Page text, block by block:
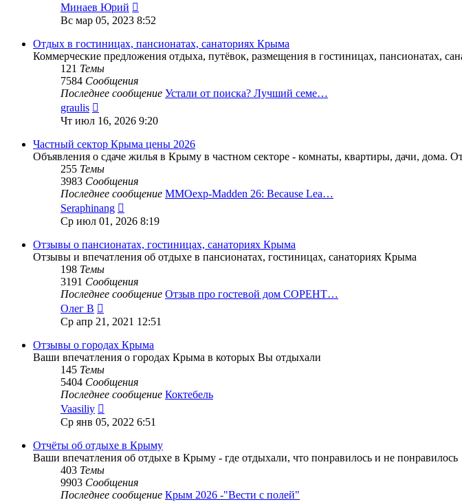
Минаев Юрий
к
сообщению
Вс мар 05, 2023 8:52
Отдых в гостиницах, пансионатах, санаториях Крыма
Коммерческие предложения отдыха, путёвок, размещения в гостиницах, пансионатах,
121 Темы
7584 Сообщения
Последнее сообщение Устали от поиска? Лучший семе…
graulis
к
последнему
сообщению
Чт июл 16, 2026 9:20
Частный сектор Крыма цены 2026
Объявления о сдаче жилья в Крыму в частном секторе - комнаты, квартиры, дачи, дома.
255 Темы
3983 Сообщения
Последнее сообщение MMOexp-Madden 26: Because Lea…
Seraphinang
к
сообщению
Ср июл 01, 2026 8:19
Отзывы о пансионатах, гостиницах, санаториях Крыма
Отзывы и впечатления об отдыхе в пансионатах, гостиницах, санаториях Крыма
198 Темы
3191 Сообщения
Последнее сообщение Отзыв про гостевой дом СОРЕНТ…
Олег В
к
последнему
сообщению
Ср апр 21, 2021 12:51
Отзывы о городах Крыма
Ваши впечатления о городах Крыма в которых Вы отдыхали
145 Темы
5404 Сообщения
Последнее сообщение Коктебель
Vaasiliy
к
последнему
сообщению
Ср янв 05, 2022 6:51
Отчёты об отдыхе в Крыму
Ваши впечатления об отдыхе в Крыму - где отдыхали, что понравилось и не понравилось
403 Темы
9903 Сообщения
Последнее сообщение Крым 2026 -"Вести с полей"